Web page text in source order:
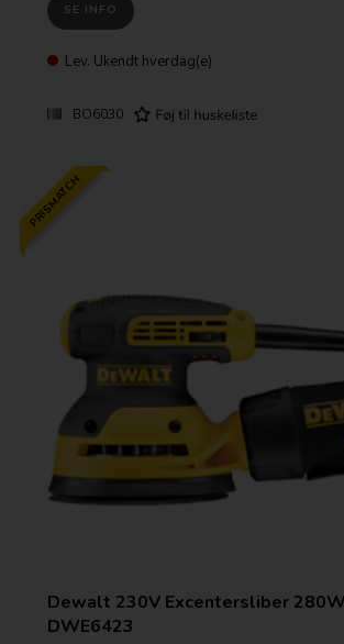
SE INFO
Lev. Ukendt hverdag(e)
BO6030
PRISMATCH
Dewalt 230V Excentersliber
DWE6423